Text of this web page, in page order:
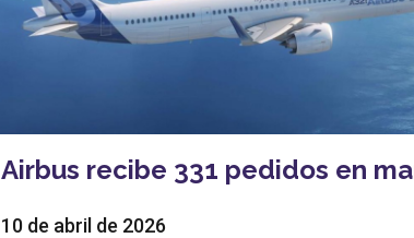
Airbus recibe 331 pedidos en
10 de abril de 2026